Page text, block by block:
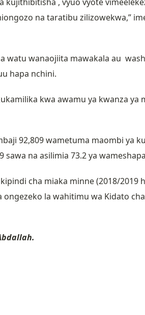
, vyuo vyote
na taratibu zilizowekwa,”
watu wanaojiita mawakala au
hapa nchini.
kwa awamu ya kwanza ya
92,809 wametuma maombi ya
na asilimia 73.2 ya
cha miaka minne (2018/2019
la wahitimu wa Kidato